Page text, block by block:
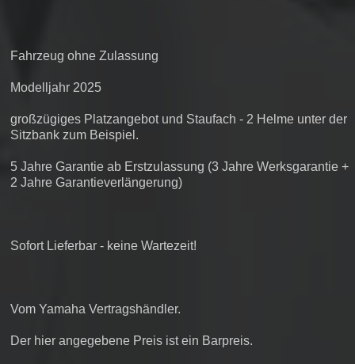
Fahrzeug ohne Zulassung
Modelljahr 2025
großzügiges Platzangebot und Staufach - 2 Helme unter der
Sitzbank zum Beispiel.
5 Jahre Garantie ab Erstzulassung (3 Jahre Werksgarantie +
2 Jahre Garantieverlängerung)
Sofort Lieferbar - keine Wartezeit!
Vom Yamaha Vertragshändler.
Der hier angegebene Preis ist ein Barpreis.